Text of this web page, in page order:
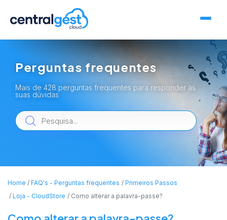
Perguntas frequentes
Mais de 428 perguntas frequentes para responder às
suas dúvidas
Home FAQ's - Perguntas frequentes
Primeiros Passos
Loja - CloudStore
Como alterar a palavra-passe?